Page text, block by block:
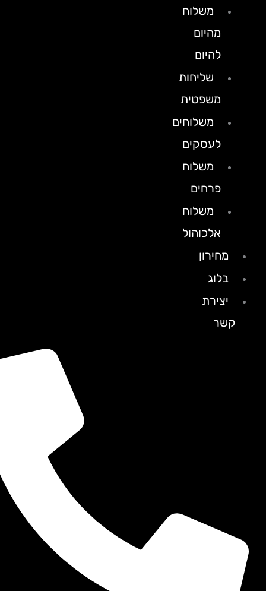
משלוח
מהיום
להיום
שליחות
משפטית
משלוחים
לעסקים
משלוח
פרחים
משלוח
אלכוהול
מחירון
בלוג
יצירת
קשר